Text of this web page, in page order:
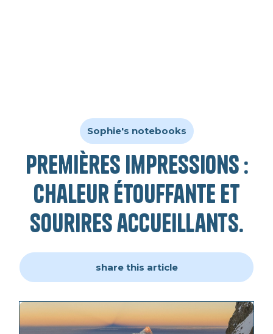
Sophie's notebooks
Premières impressions :
chaleur étouffante et
sourires accueillants.
share this article